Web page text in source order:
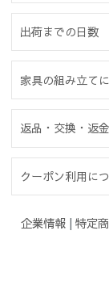
出荷までの日数
家具の組み立て
返品・交換・返
クーポン利用に
企業情報 | 特定